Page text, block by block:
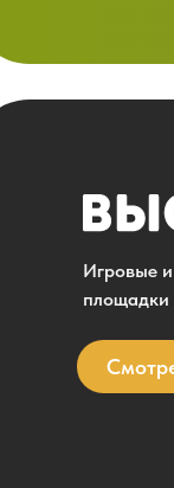
Игровые
площадки